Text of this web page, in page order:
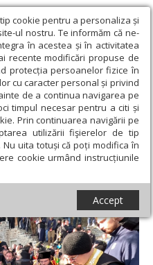
cookie pentru a personaliza și
ul nostru. Te informăm că ne-
în acestea și în activitatea
recente modificări propuse de
protecția persoanelor fizice în
cu caracter personal și privind
de a continua navigarea pe
timpul necesar pentru a citi și
Prin continuarea navigării pe
utilizării fişierelor de tip
uita totuși că poți modifica în
cookie urmând instrucțiunile
Accept
› Știri › Deshumarea
Ignat din Sfântul Munte
Ignat din